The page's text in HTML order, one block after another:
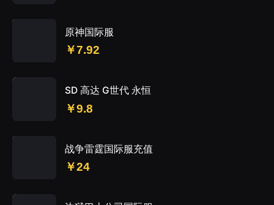
原神国际服
￥7.92
SD 高达 G世代 永恒
￥9.8
战争雷霆国际服充值
￥24